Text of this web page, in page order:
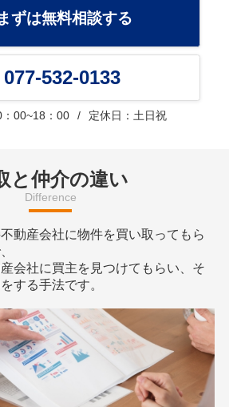
ずは無料相談する
077-532-0133
00~18：00 定休日：土日祝
と仲介の違い
Difference
動産会社に物件を買い取ってもら
産会社に買主を見つけてもらい、そ
する手法です。